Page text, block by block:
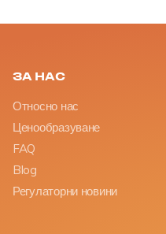
ЗА НАС
Относно нас
Ценообразуване
FAQ
Blog
Регулаторни новини